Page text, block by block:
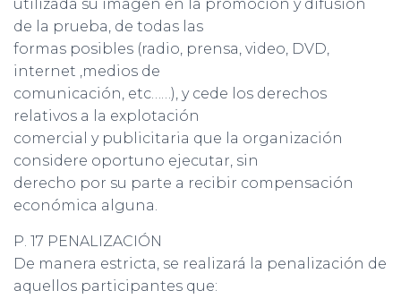
utilizada su imagen en la promoción y difusión
de la prueba, de todas las
formas posibles (radio, prensa, video, DVD,
internet ,medios de
comunicación, etc……), y cede los derechos
relativos a la explotación
comercial y publicitaria que la organización
considere oportuno ejecutar, sin
derecho por su parte a recibir compensación
económica alguna.
P. 17 PENALIZACIÓN
De manera estricta, se realizará la penalización de
aquellos participantes que: